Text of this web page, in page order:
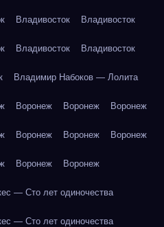
Владивосток Владивосток
Владивосток Владивосток
Владимир Набоков — Лолита
Воронеж Воронеж Воронеж
Воронеж Воронеж Воронеж
Воронеж Воронеж
— Сто лет одиночества
— Сто лет одиночества